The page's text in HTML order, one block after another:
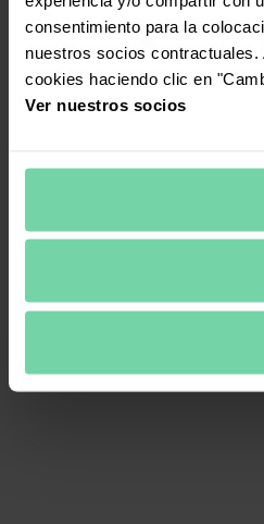
consentimiento para la
nuestros socios
cookies haciendo clic en
Ver nuestros socios